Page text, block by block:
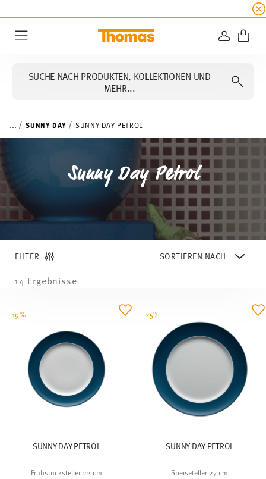
☀️ Bis zu 45% Rabatt auf alle
SUCHE NACH PRODUKTEN, KOLLEKTIONEN UND
MEHR...
... SUNNY DAY SUNNY DAY PETROL
Sunny Day Petrol
FILTER
14 Ergebnisse
SUNNY DAY PETROL
Frühstücksteller 22 cm
-19%
SUNNY DAY PETROL
Speiseteller 27 cm
-25%